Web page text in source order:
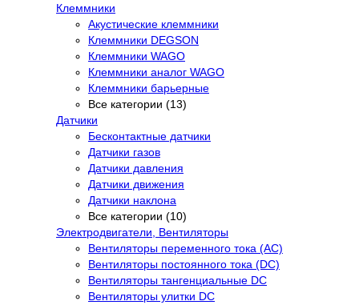
Клеммники
Акустические клеммники
Клеммники DEGSON
Клеммники WAGO
Клеммники аналог WAGO
Клеммники барьерные
Все категории (13)
Датчики
Бесконтактные датчики
Датчики газов
Датчики давления
Датчики движения
Датчики наклона
Все категории (10)
Электродвигатели, Вентиляторы
Вентиляторы переменного тока (AC)
Вентиляторы постоянного тока (DC)
Вентиляторы тангенциальные DC
Вентиляторы улитки DC